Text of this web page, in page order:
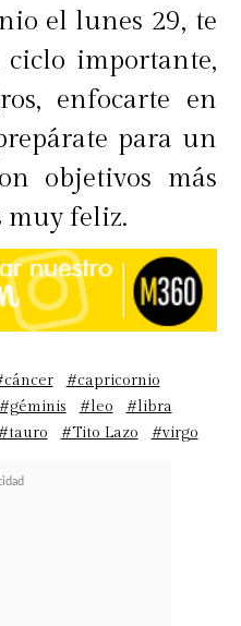
el lunes 29, te
importante,
enfocarte en
para un
objetivos más
muy feliz.
#capricornio
#géminis #leo
#libra
#tauro #Tito Lazo #virgo